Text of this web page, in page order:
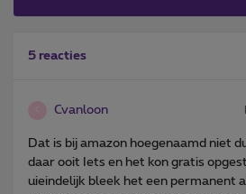
5 reacties
Cvanloon
Dat is bij amazon hoegenaamd niet
daar ooit Iets en het kon gratis
uieindelijk bleek het een permanent